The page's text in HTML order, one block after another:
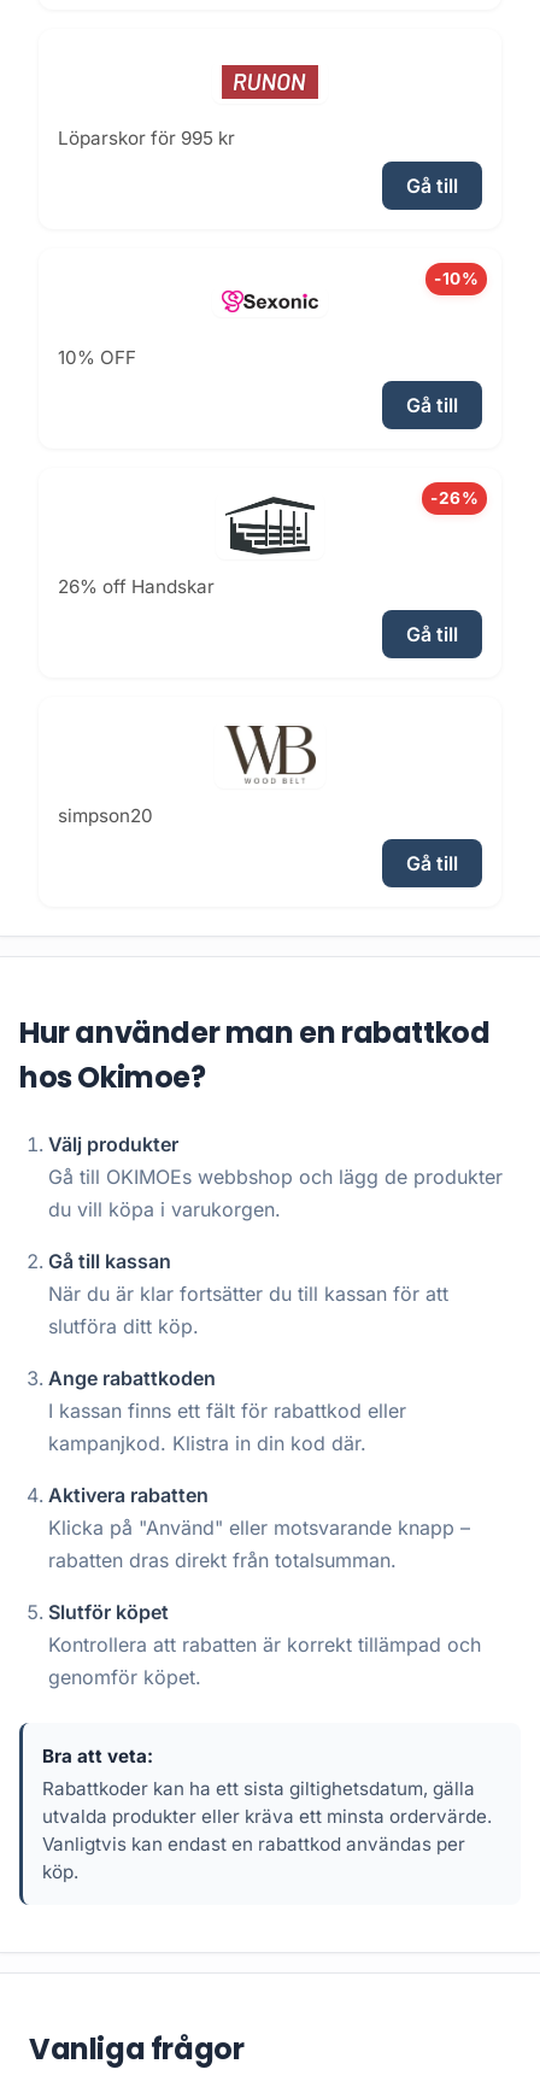
Löparskor för 995 kr
Gå till
-10%
10% OFF
Gå till
-26%
26% off Handskar
Gå till
simpson20
Gå till
Hur använder man en rabattkod
hos Okimoe?
Välj produkter
Gå till OKIMOEs webbshop och lägg de produkter
du vill köpa i varukorgen.
Gå till kassan
När du är klar fortsätter du till kassan för att
slutföra ditt köp.
Ange rabattkoden
I kassan finns ett fält för rabattkod eller
kampanjkod. Klistra in din kod där.
Aktivera rabatten
Klicka på "Använd" eller motsvarande knapp –
rabatten dras direkt från totalsumman.
Slutför köpet
Kontrollera att rabatten är korrekt tillämpad och
genomför köpet.
Bra att veta:
Rabattkoder kan ha ett sista giltighetsdatum, gälla
utvalda produkter eller kräva ett minsta ordervärde.
Vanligtvis kan endast en rabattkod användas per
köp.
Vanliga frågor